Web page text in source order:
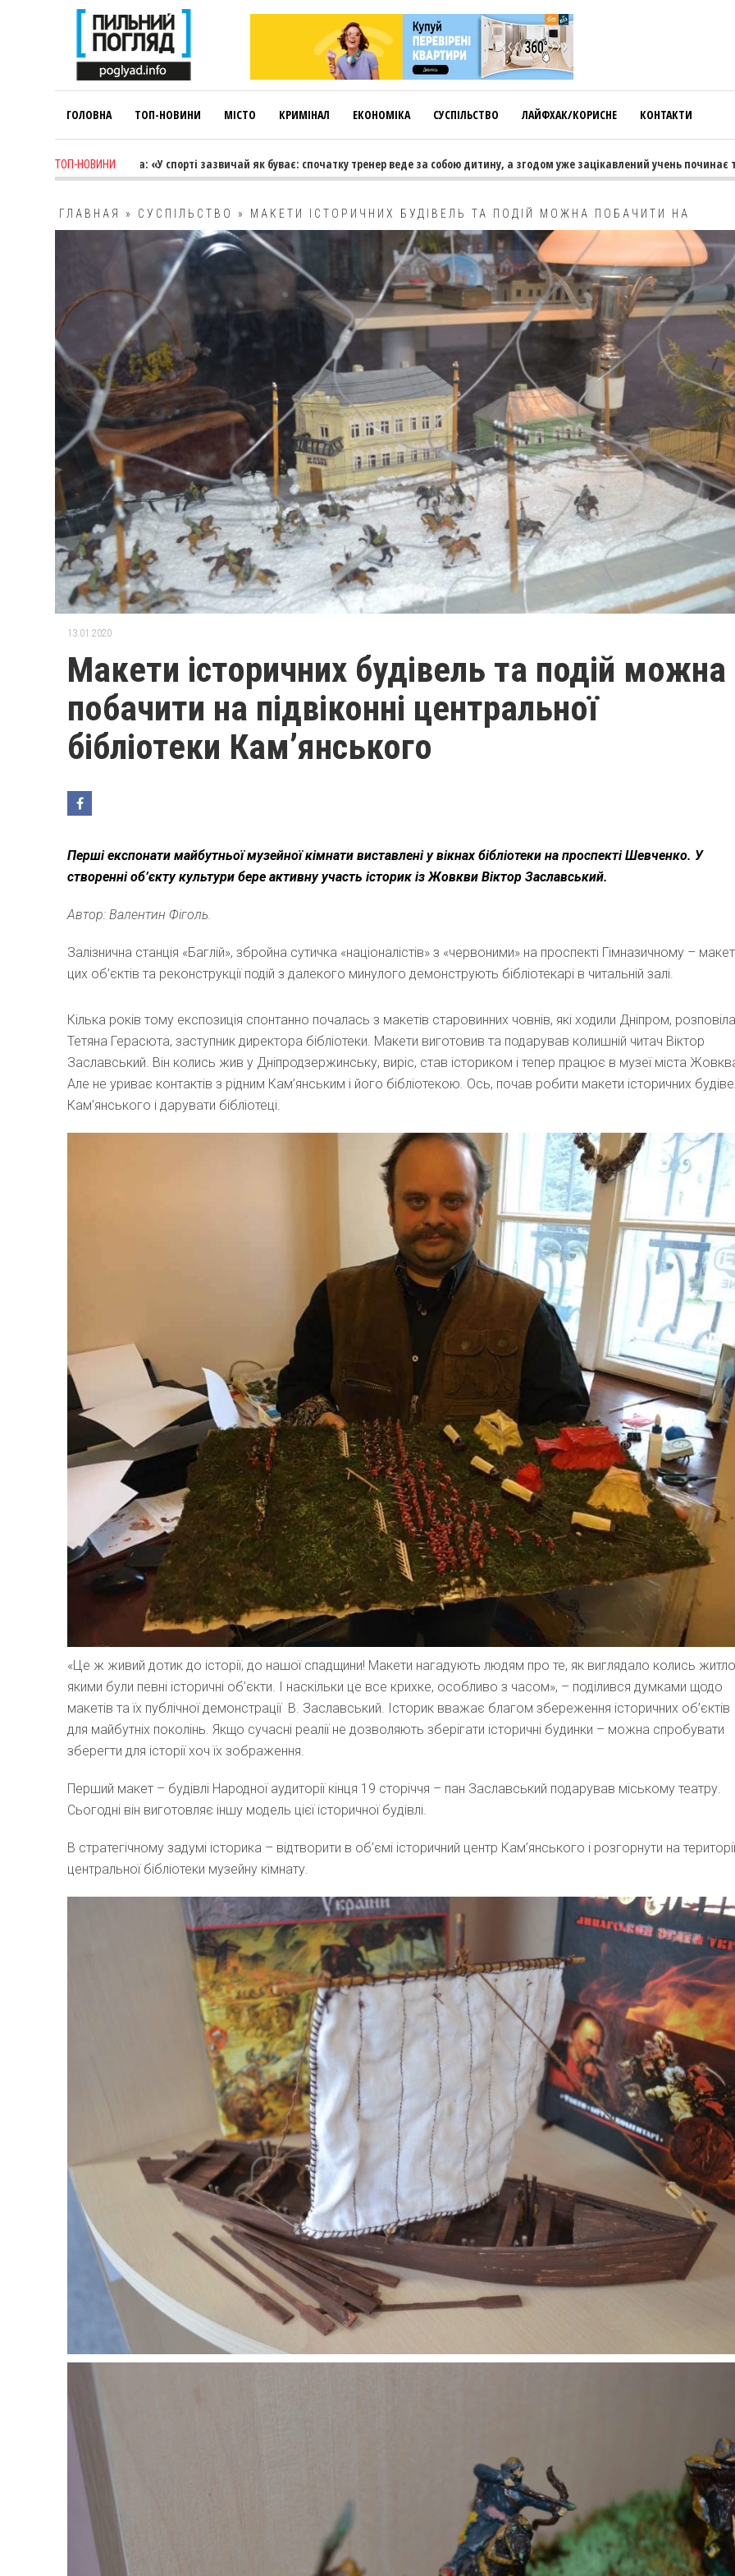
ГОЛОВНА ТОП-НОВИНИ МІСТО КРИМІНАЛ ЕКОНОМІКА СУСПІЛЬСТВО ЛАЙФХАК/КОРИСНЕ КОНТАКТИ
ТОП-НОВИНИ
Коновалова: «У спорті зазвичай як буває: спочатку тренер веде за собою дитину, а згодом уже зацікавлений учень починає тягнути
ГЛАВНАЯ » СУСПІЛЬСТВО » МАКЕТИ ІСТОРИЧНИХ БУДІВЕЛЬ ТА ПОДІЙ МОЖНА ПОБАЧИТИ НА
ПІДВІКОННІ ЦЕНТРАЛЬНОЇ БІБЛІОТЕКИ КАМ’ЯНСЬКОГО
13.01.2020
Макети історичних будівель та подій можна
побачити на підвіконні центральної
бібліотеки Кам’янського
Перші експонати майбутньої музейної кімнати виставлені у вікнах бібліотеки на проспекті Шевченко. У
створенні об’єкту культури бере активну участь історик із Жовкви Віктор Заславський.
Автор: Валентин Фіголь.
Залізнична станція «Баглій», збройна сутичка «націоналістів» з «червоними» на проспекті Гімназичному –
цих об’єктів та реконструкції подій з далекого минулого демонструють бібліотекарі в читальній залі.
Кілька років тому експозиція спонтанно почалась з макетів старовинних човнів, які ходили Дніпром, розповіла
Тетяна Герасюта, заступник директора бібліотеки. Макети виготовив та подарував колишній читач Віктор
Заславський. Він колись жив у Дніпродзержинську, виріс, став істориком і тепер працює в музеї міста
Але не уриває контактів з рідним Кам’янським і його бібліотекою. Ось, почав робити макети історичних
Кам’янського і дарувати бібліотеці.
«Це ж живий дотик до історії, до нашої спадщини! Макети нагадують людям про те, як виглядало колись
якими були певні історичні об’єкти. І наскільки це все крихке, особливо з часом», – поділився думками щодо
макетів та їх публічної демонстрації В. Заславський. Історик вважає благом збереження історичних об’єктів
для майбутніх поколінь. Якщо сучасні реалії не дозволяють зберігати історичні будинки – можна спробувати
зберегти для історії хоч їх зображення.
Перший макет – будівлі Народної аудиторії кінця 19 сторіччя – пан Заславський подарував міському театру.
Сьогодні він виготовляє іншу модель цієї історичної будівлі.
В стратегічному задумі історика – відтворити в об’ємі історичний центр Кам’янського і розгорнути на території
центральної бібліотеки музейну кімнату.